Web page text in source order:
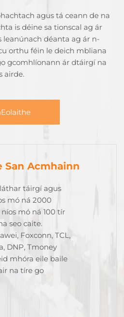
agus tá ceann de na
is déine sa tionscal ag ár
leanúnach déanta ag ár n-
orthu féin le deich mbliana
gcomhlíonann ár dtáirgí na
airde.
San Acmhainn
táirgí agus
mó ná 2000
mó ná 100 tír
seo caite.
Foxconn, TCL,
DNP, Tmoney
mhóra eile baile
na tíre go